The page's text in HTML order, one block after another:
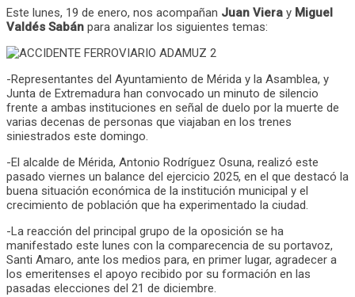
Este lunes, 19 de enero, nos acompañan Juan Viera y Miguel
Valdés Sabán para analizar los siguientes temas:
-Representantes del Ayuntamiento de Mérida y la Asamblea, y
Junta de Extremadura han convocado un minuto de silencio
frente a ambas instituciones en señal de duelo por la muerte de
varias decenas de personas que viajaban en los trenes
siniestrados este domingo.
-El alcalde de Mérida, Antonio Rodríguez Osuna, realizó este
pasado viernes un balance del ejercicio 2025, en el que destacó la
buena situación económica de la institución municipal y el
crecimiento de población que ha experimentado la ciudad.
-La reacción del principal grupo de la oposición se ha
manifestado este lunes con la comparecencia de su portavoz,
Santi Amaro, ante los medios para, en primer lugar, agradecer a
los emeritenses el apoyo recibido por su formación en las
pasadas elecciones del 21 de diciembre.